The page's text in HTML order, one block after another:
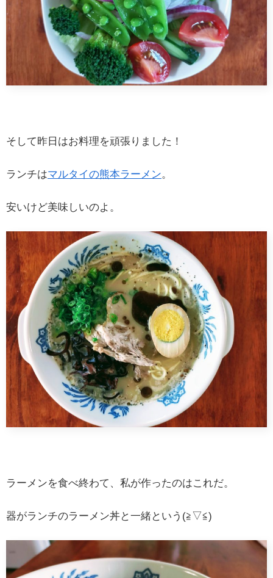
そして昨日はお料理を頑張りました！
ランチはマルタイの熊本ラーメン。
安いけど美味しいのよ。
ラーメンを食べ終わて、私が作ったのはこれだ。
器がランチのラーメン丼と一緒という(≧▽≦)